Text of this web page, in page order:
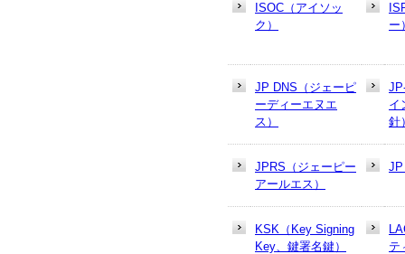
ISOC（アイソッ
ク）
ー
JP DNS（ジェーピ
ーディーエヌエ
ス）
イ
針
JPRS（ジェーピー
アールエス）
JP
KSK（Key Signing
Key、鍵署名鍵）
テ